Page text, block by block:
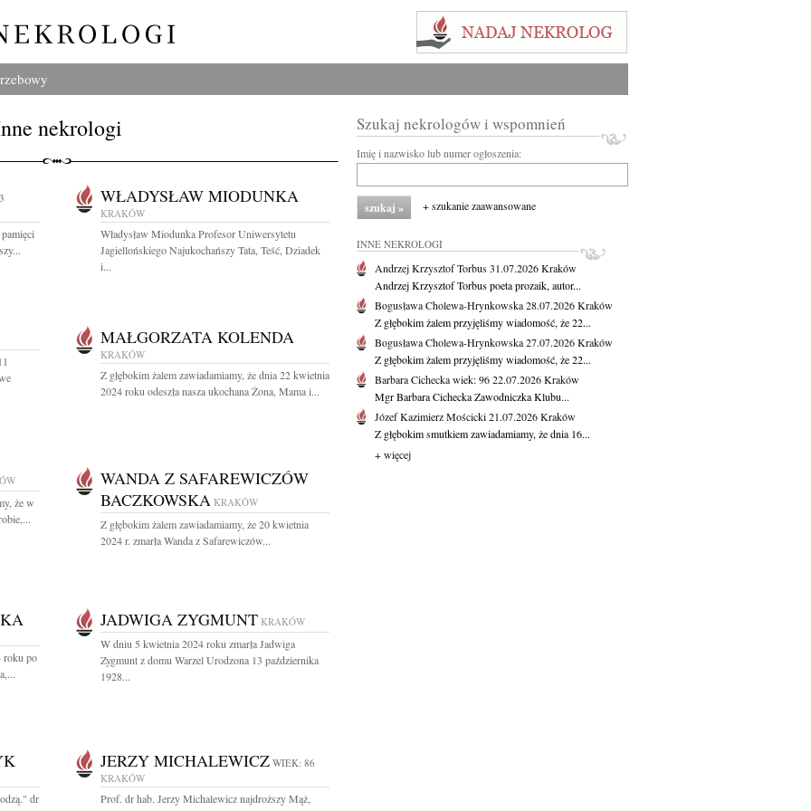
nekrologi
WŁADYSŁAW MIODUNKA
KRAKÓW
Władysław Miodunka Profesor Uniwersytetu
Jagiellońskiego Najukochańszy Tata, Teść, Dziadek
i...
MAŁGORZATA KOLENDA
KRAKÓW
Z głębokim żalem zawiadamiamy, że dnia 22 kwietnia
2024 roku odeszła nasza ukochana Żona, Mama i...
że w
WANDA Z SAFAREWICZÓW
BACZKOWSKA KRAKÓW
Z głębokim żalem zawiadamiamy, że 20 kwietnia
2024 r. zmarła Wanda z Safarewiczów...
roku po
JADWIGA ZYGMUNT KRAKÓW
W dniu 5 kwietnia 2024 roku zmarła Jadwiga
Zygmunt z domu Warzel Urodzona 13 października
1928...
dr
JERZY MICHALEWICZ WIEK: 86
KRAKÓW
Prof. dr hab. Jerzy Michalewicz najdroższy Mąż,
Szukaj nekrologów i wspomnień
Imię i nazwisko lub numer ogłoszenia:
+ szukanie zaawansowane
INNE NEKROLOGI
Andrzej Krzysztof Torbus31.07.2026Kraków
Andrzej Krzysztof Torbus poeta prozaik, autor...
Bogusława Cholewa-Hrynkowska28.07.2026Kraków
Z głębokim żalem przyjęliśmy wiadomość, że 22...
Bogusława Cholewa-Hrynkowska27.07.2026Kraków
Z głębokim żalem przyjęliśmy wiadomość, że 22...
Barbara Cicheckawiek: 9622.07.2026Kraków
Mgr Barbara Cichecka Zawodniczka Klubu...
Józef Kazimierz Mościcki21.07.2026Kraków
Z głębokim smutkiem zawiadamiamy, że dnia 16...
+ więcej